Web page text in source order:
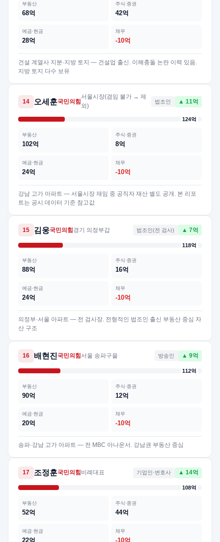
부동산
68억
주식·증권
42억
예금·현금
28억
채무
-10억
건설 계열사 지분·지방 토지 — 건설업 출신. 이해충돌 논란 이력 있음.
지방 토지 다수 보유
14 오세훈국민의힘
서울시장(겸임 불가 → 제
외)
법조인 ▲ 11억
124억
부동산
102억
주식·증권
8억
예금·현금
24억
채무
-10억
강남 고가 아파트 — 서울시장 재임 중 공직자 재산 별도 공개. 본 리포
트는 공시 데이터 기준 참고값
15 김웅국민의힘경기 의정부갑 법조인(전 검사) ▲ 7억
118억
부동산
88억
주식·증권
16억
예금·현금
24억
채무
-10억
의정부·서울 아파트 — 전 검사장. 전형적인 법조인 출신 부동산 중심 자
산 구조
16 배현진국민의힘 서울 송파구을 방송인 ▲ 9억
112억
부동산
90억
주식·증권
12억
예금·현금
20억
채무
-10억
송파·강남 고가 아파트 — 전 MBC 아나운서. 강남권 부동산 중심
17 조정훈국민의힘 비례대표 기업인·변호사 ▲ 14억
108억
부동산
52억
주식·증권
44억
예금·현금
22억
채무
-10억